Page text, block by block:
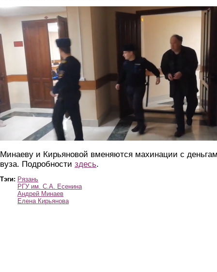
3.png
Минаеву и Кирьяновой вменяются махинации с
вуза. Подробности здесь.
Тэги: Рязань
РГУ им. С.А. Есенина
Андрей Минаев
Елена Кирьянова